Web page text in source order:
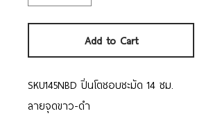
Add to Cart
SKU145NBD ปิ่นโตชอบชะมัด 14 ซม.
ลายจุดขาว-ดำ